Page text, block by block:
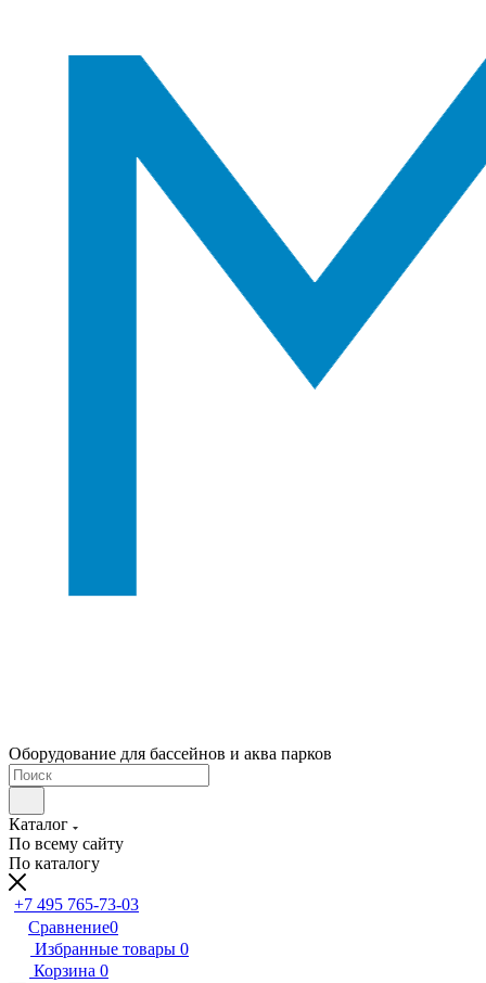
Оборудование для бассейнов и аква парков
Каталог
По всему сайту
По каталогу
+7 495 765-73-03
Сравнение0
Избранные товары 0
Корзина 0